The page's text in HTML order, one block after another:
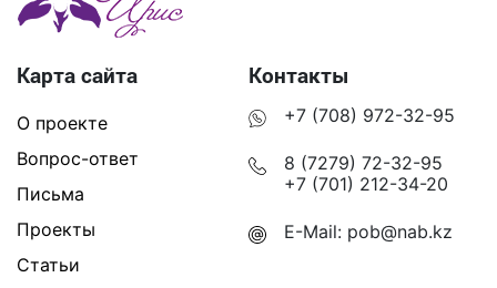
Карта сайта
О проекте
Вопрос-ответ
Письма
Проекты
Статьи
Контакты
+7 (708) 972-32-95
8 (7279) 72-32-95
+7 (701) 212-34-20
E-Mail: pob@nab.kz